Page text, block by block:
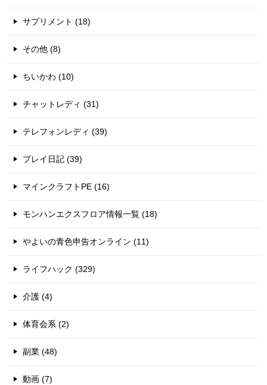
サプリメント (18)
その他 (8)
ちいかわ (10)
チャットレディ (31)
テレフォンレディ (39)
プレイ日記 (39)
マインクラフトPE (16)
モンハンエクスフロア情報一覧 (18)
やよいの青色申告オンライン (11)
ライフハック (329)
介護 (4)
体育会系 (2)
副業 (48)
動画 (7)